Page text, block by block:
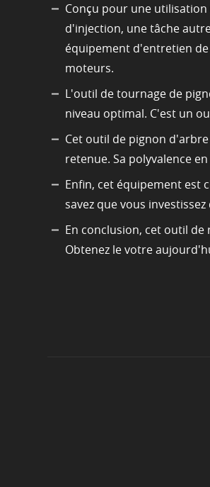
Conçu pour une
d'injection, une tâche
équipement d'entretien
moteurs.
L'outil de tournage de
niveau optimal. C'est un
Cet outil de pignon
retenue. Sa polyvalence
Enfin, cet équipement est
savez que vous
En conclusion, cet outil
Obtenez le votre